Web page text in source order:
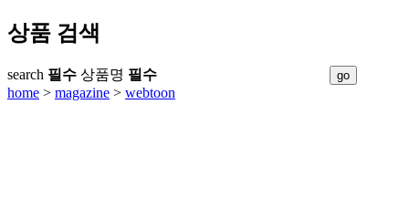
상품 검색
search 필수 상품명 필수
home > magazine > webtoon